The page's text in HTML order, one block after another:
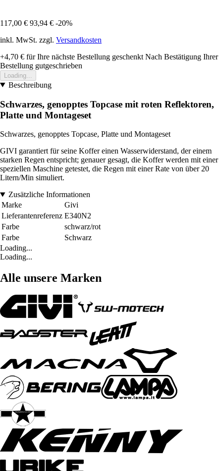
117,00 € 93,94 € -20%
inkl. MwSt. zzgl. Versandkosten
+4,70 € für Ihre nächste Bestellung geschenkt Nach Bestätigung Ihrer
Bestellung gutgeschrieben
Loading...
Beschreibung
Schwarzes, genopptes Topcase mit roten Reflektoren,
Platte und Montageset
Schwarzes, genopptes Topcase, Platte und Montageset
GIVI garantiert für seine Koffer einen Wasserwiderstand, der einem
starken Regen entspricht; genauer gesagt, die Koffer werden mit einer
speziellen Maschine getestet, die Regen mit einer Rate von über 20
Litern/Min simuliert.
Zusätzliche Informationen
Marke
Givi
Lieferantenreferenz E340N2
Farbe
schwarz/rot
Farbe
Schwarz
Loading...
Loading...
Alle unsere Marken